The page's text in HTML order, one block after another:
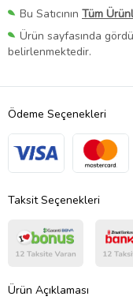
Bu Satıcının Tüm
Ürün sayfasında
belirlenmektedir.
Ödeme Seçenekleri
Taksit Seçenekleri
Ürün Açıklaması